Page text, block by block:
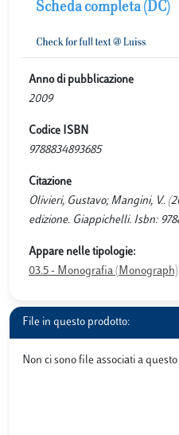
Scheda completa (DC)
Anno di pubblicazione
2009
Codice ISBN
9788834893685
Citazione
Olivieri, Gustavo; Mangini, V..
edizione. Giappichelli. Isbn:
Appare nelle tipologie:
03.5 - Monografia (Monograph)
File in questo prodotto:
Non ci sono file associati a